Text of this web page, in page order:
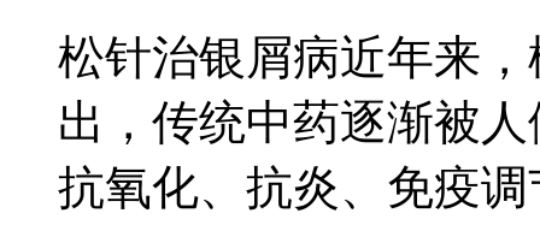
松针治银屑病近年来
出，传统中药逐渐被
抗氧化、抗炎、免疫